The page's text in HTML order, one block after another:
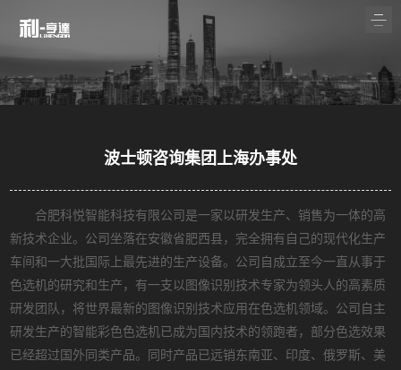
波士顿咨询集团上海办事处
合肥科悦智能科技有限公司是一家以研发生产、销售为一体的高
新技术企业。公司坐落在安徽省肥西县，完全拥有自己的现代化生产
车间和一大批国际上最先进的生产设备。公司自成立至今一直从事于
色选机的研究和生产，有一支以图像识别技术专家为领头人的高素质
研发团队，将世界最新的图像识别技术应用在色选机领域。公司自主
研发生产的智能彩色色选机已成为国内技术的领跑者，部分色选效果
已经超过国外同类产品。同时产品已远销东南亚、印度、俄罗斯、美